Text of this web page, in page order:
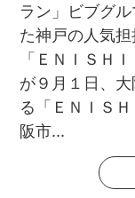
ラン」ビブグ
た神戸の人気
「ＥＮＩＳＨ
が９月１日、
る「ＥＮＩＳ
阪市...